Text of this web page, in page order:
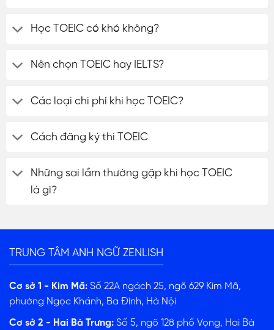
Học TOEIC có khó không?
Nên chọn TOEIC hay IELTS?
Các loại chi phí khi học TOEIC?
Cách đăng ký thi TOEIC
Những sai lầm thường gặp khi học TOEIC
là gì?
TRUNG TÂM ANH NGỮ ZENLISH
Cơ sở 1 - Kim Mã: Số 22A ngách 25, ngõ 629 Kim Mã,
phường Ngọc Khánh, Ba Đình, Hà Nội
Cơ sở 2 - Hai Bà Trưng: Số 5, ngõ 128 phố Vọng, Hai Bà